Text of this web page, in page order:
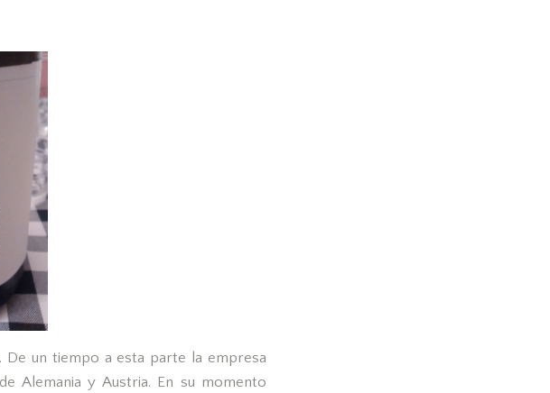
De un tiempo a esta parte la empresa
Alemania y Austria. En su momento